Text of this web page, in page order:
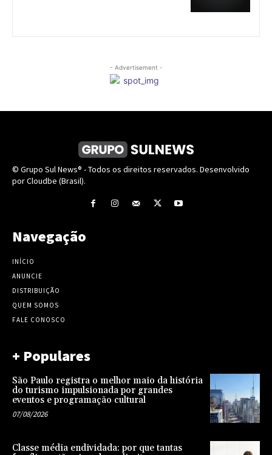
- Advertisement -
© Grupo Sul News® - Todos os direitos reservados. Desenvolvido
por Cloudbe (Brasil).
Navegação
INÍCIO
ANUNCIE
DISTRIBUIÇÃO
QUEM SOMOS
FALE CONOSCO
+ Populares
São Paulo registra o melhor maio da história
do turismo impulsionada por grandes
eventos e programação cultural
07/08/2026
Classe média endividada: por que tantas